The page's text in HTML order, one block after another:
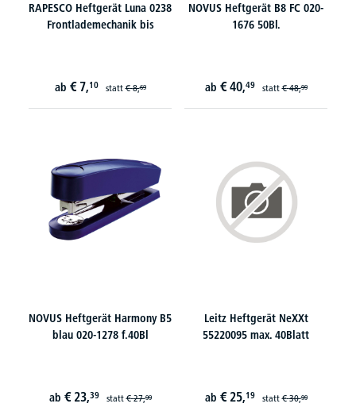
RAPESCO Heftgerät Luna 0238
Frontlademechanik bis
ab € 7,10 statt€ 8,69
NOVUS Heftgerät B8 FC 020-
1676 50Bl.
ab € 40,49 statt€ 48,99
NOVUS Heftgerät Harmony B5
blau 020-1278 f.40Bl
ab € 23,39 statt€ 27,99
Leitz Heftgerät NeXXt
55220095 max. 40Blatt
ab € 25,19 statt€ 30,99